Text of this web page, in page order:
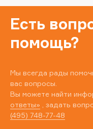
Есть
помощь?
Мы всегда рады
вас вопросы.
Вы можете найти
ответы» , задать
(495) 748-77-48